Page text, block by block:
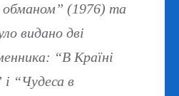
(1976) та
видано дві
“В Країні
і “Чудеса в